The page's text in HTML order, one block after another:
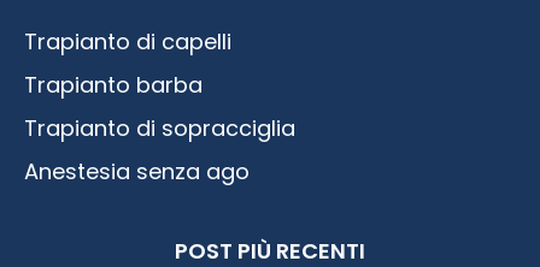
Trapianto di capelli
Trapianto barba
Trapianto di sopracciglia
Anestesia senza ago
POST PIÙ RECENTI